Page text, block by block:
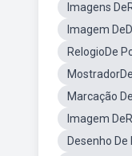
Imagens
Imagem
RelogioDe
Marcação
Imagem
Desenho